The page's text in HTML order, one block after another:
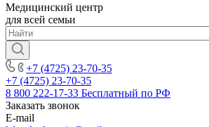
Медицинский центр
для всей семьи
+7 (4725) 23-70-35
+7 (4725) 23-70-35
8 800 222-17-33 Бесплатный по РФ
Заказать звонок
E-mail